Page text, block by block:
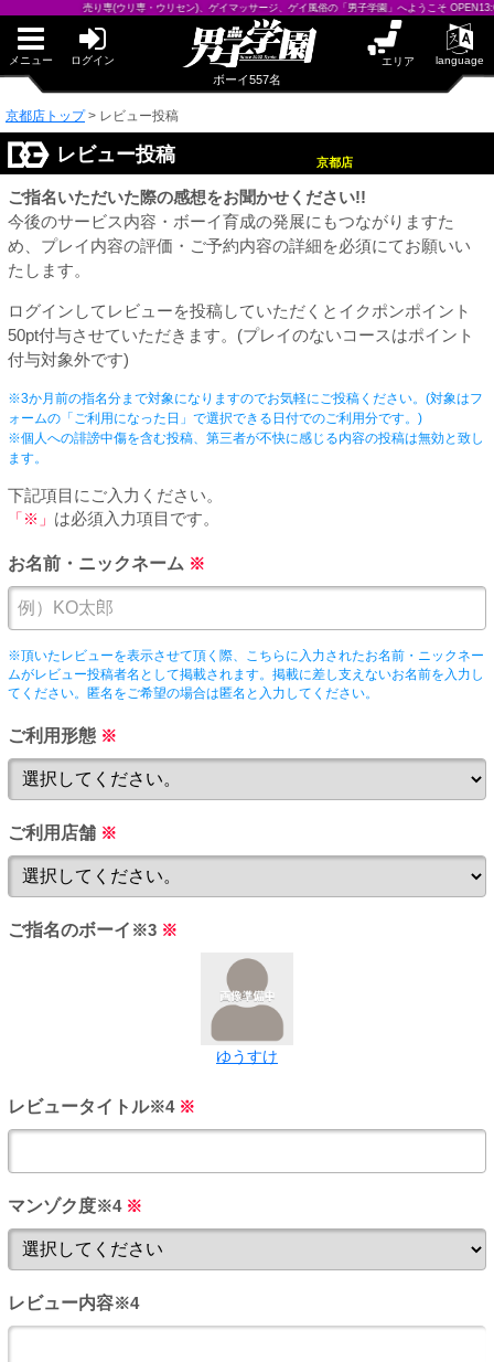
売り専(ウリ専・ウリセン)、ゲイマッサージ、ゲイ風俗の「男子学園」へようこそ
京都店
メニュー ログイン エリア language
ボーイ557名
サテライト大宮
PUA柏
PUA'赤羽
PUA'池袋
PUA'新橋
PUA'蒲田
PUA'羽田
PUA'吉祥寺
PUA町田
×閉じる
PUA四日市
PUA津
×閉じる
PUA和歌山
PUA奈良
PUA加古川
PUA姫路
×閉じる
PUA鹿児島
×閉じる
京都店トップ> レビュー投稿
レビュー投稿
ご指名いただいた際の感想をお聞かせください!!
今後のサービス内容・ボーイ育成の発展にもつながりますた
め、プレイ内容の評価・ご予約内容の詳細を必須にてお願いい
たします。
ログインしてレビューを投稿していただくとイクポンポイント
50pt付与させていただきます。(プレイのないコースはポイント
付与対象外です)
※3か月前の指名分まで対象になりますのでお気軽にご投稿ください。(対象はフ
ォームの「ご利用になった日」で選択できる日付でのご利用分です。)
※個人への誹謗中傷を含む投稿、第三者が不快に感じる内容の投稿は無効と致し
ます。
下記項目にご入力ください。
「※」 は必須入力項目です。
お名前・ニックネーム ※
※頂いたレビューを表示させて頂く際、こちらに入力されたお名前・ニックネー
ムがレビュー投稿者名として掲載されます。掲載に差し支えないお名前を入力し
てください。匿名をご希望の場合は匿名と入力してください。
ご利用形態 ※
ご利用店舗 ※
ご指名のボーイ ※3 ※
ゆうすけ
レビュータイトル※4 ※
マンゾク度※4 ※
レビュー内容※4